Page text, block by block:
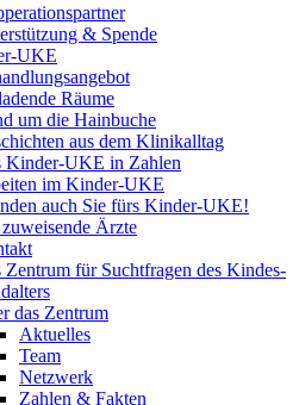
& Spende
UKE
Räume
um die Hainbuche
aus dem Klinikalltag
Kinder-UKE in Zahlen
im Kinder-UKE
auch Sie fürs Kinder-UKE!
Ärzte
Zentrum für Suchtfragen des Kindes-
das Zentrum
Aktuelles
Team
Netzwerk
Zahlen & Fakten